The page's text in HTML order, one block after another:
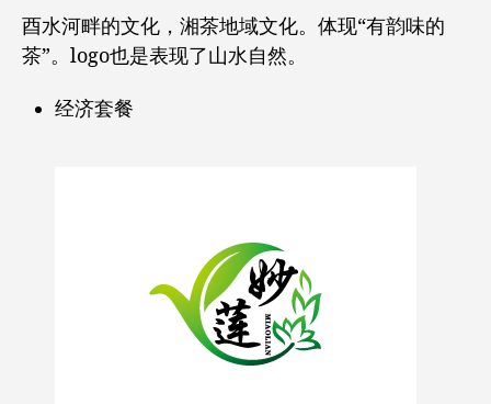
酉水河畔的文化，湘茶地域文化。体现“有韵味的
茶”。logo也是表现了山水自然。
经济套餐